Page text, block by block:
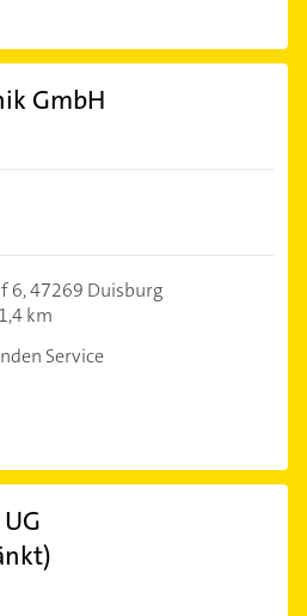
GmbH
6,47269 Duisburg
1,4 km
Service